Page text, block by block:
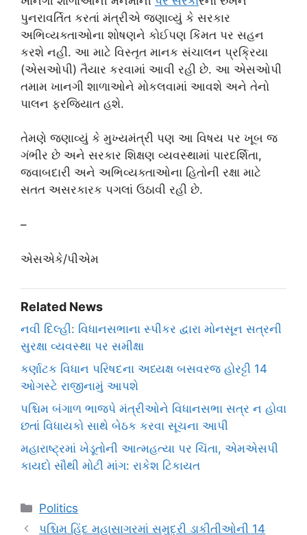
પુનરાવર્તિત કરતાં મંત્રીએ જણાવ્યું કે સરકાર
અભિવ્યક્તાઓના શોષણને કોઈપણ કિંમત પર સહન
કરશે નહીં. આ માટે વિસ્તૃત માનક સંચાલન પ્રક્રિયા
(એસઓપી) તૈયાર કરવામાં આવી રહી છે. આ એસઓપી
તમામ ખાનગી શાળાઓને મોકલવામાં આવશે અને તેનો
પાલન ફરજિયાત હશે.
તેમણે જણાવ્યું કે મુખ્યમંત્રી પણ આ વિષય પર ખૂબ જ
ગંભીર છે અને સરકાર શિક્ષણ વ્યવસ્થામાં પારદર્શિતા,
જવાબદારી અને અભિવ્યક્તાઓના હિતોની રક્ષા માટે
સતત અસરકારક પગલાં ઉઠાવી રહી છે.
–
એસએકે/પીએમ
Related News
નવી દિલ્હી: વિધાનસભાના સ્પીકર દ્વારા મોનસૂન સત્રની
સુરક્ષા વ્યવસ્થા પર સમીક્ષા
કર્ણાટક વિધાન પરિષદના અધ્યક્ષ બસવરજ હોરટ્ટી 14
ઓગસ્ટે રાજીનામું આપશે
પશ્ચિમ બંગાળ ભાજપે મંત્રીઓને વિધાનસભા સત્ર ન હોવા
છતાં વિધાયકો સાથે બેઠક કરવા સૂચના આપી
મહારાષ્ટ્રમાં ખેડૂતોની આત્મહત્યા પર ચિંતા, એમએસપી
કાયદો સૌથી મોટી માંગ: રાકેશ ટિકાયત
Categories
Politics
પશ્ચિમ હિંદ મહાસાગરમાં સમુદ્રી ડાકીતીઓની 14